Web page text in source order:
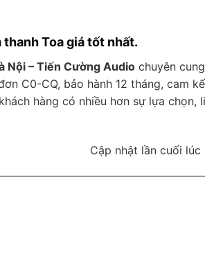
Toa giá tốt nhất.
Nội – Tiến Cường Audio chuyên
C0-CQ, bảo hành 12 tháng, cam
hàng có nhiều hơn sự lựa chọn,
Cập nhật lần cuối